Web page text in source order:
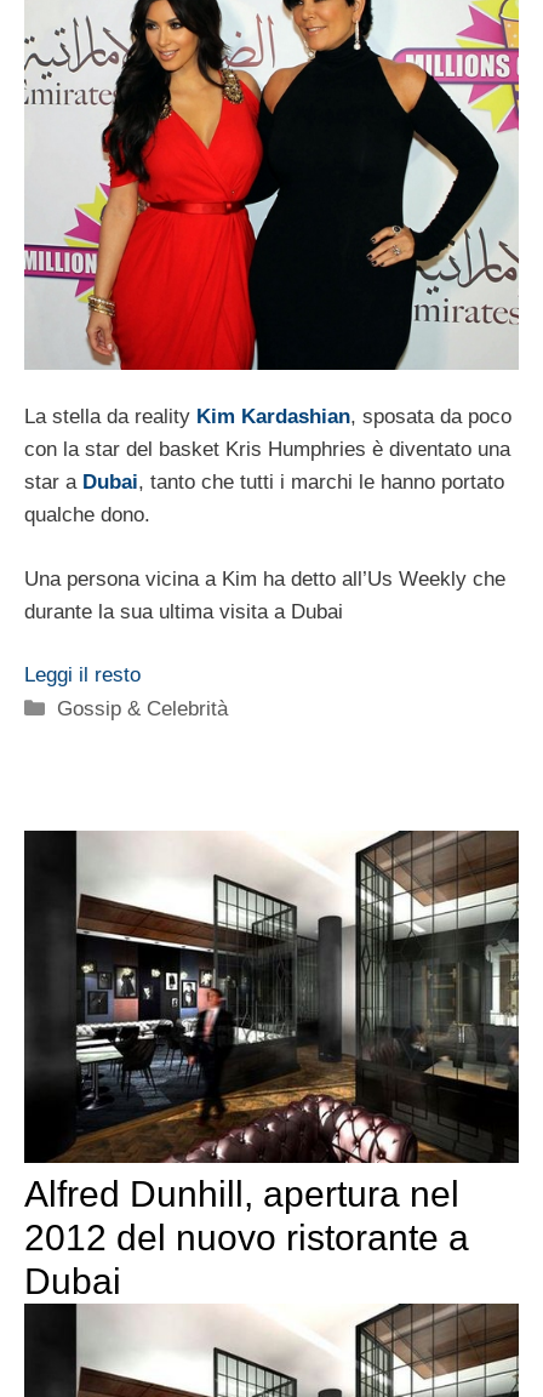
La stella da reality Kim Kardashian, sposata da poco
con la star del basket Kris Humphries è diventato una
star a Dubai, tanto che tutti i marchi le hanno portato
qualche dono.
Una persona vicina a Kim ha detto all’Us Weekly che
durante la sua ultima visita a Dubai
Leggi il resto
Categorie
Gossip & Celebrità
Alfred Dunhill, apertura nel
2012 del nuovo ristorante a
Dubai